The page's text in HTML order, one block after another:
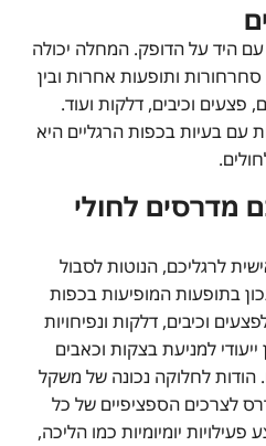
עם היד על הדופק. המחלה יכולה
ותופעות אחרות ובין
פצעים וכיבים, דלקות ועוד.
עם בעיות בכפות הרגליים היא
מדרסים לחולי
לרגליכם, הנוטות לסבול
בתופעות המופיעות בכפות
וכיבים, דלקות ונפיחויות
למניעת בצקות וכאבים
הודות לחלוקה נכונה של משקל
לצרכים הספציפיים של כל
יומיומיות כמו הליכה,